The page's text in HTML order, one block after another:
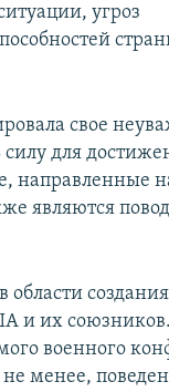
угроз
свое
силу для
направленные
являются
создания
и их
военного
менее,